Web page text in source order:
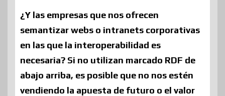
¿Y las empresas que nos ofrecen
semantizar webs o intranets corporativas
en las que la interoperabilidad es
necesaria? Si no utilizan marcado RDF de
abajo arriba, es posible que no nos estén
vendiendo la apuesta de futuro o el valor